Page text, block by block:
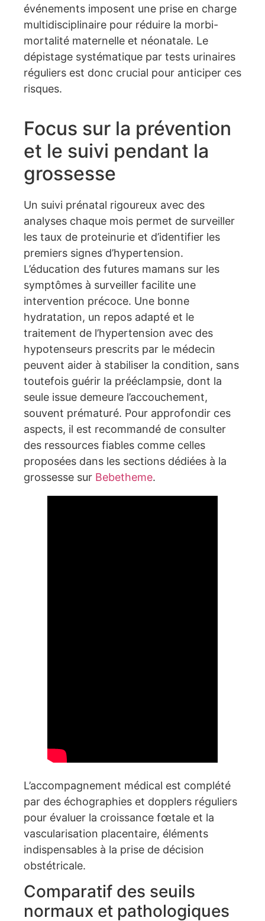
événements imposent une prise en charge
multidisciplinaire pour réduire la morbi-
mortalité maternelle et néonatale. Le
dépistage systématique par tests urinaires
réguliers est donc crucial pour anticiper ces
risques.
Focus sur la prévention
et le suivi pendant la
grossesse
Un suivi prénatal rigoureux avec des
analyses chaque mois permet de surveiller
les taux de proteinurie et d’identifier les
premiers signes d’hypertension.
L’éducation des futures mamans sur les
symptômes à surveiller facilite une
intervention précoce. Une bonne
hydratation, un repos adapté et le
traitement de l’hypertension avec des
hypotenseurs prescrits par le médecin
peuvent aider à stabiliser la condition, sans
toutefois guérir la prééclampsie, dont la
seule issue demeure l’accouchement,
souvent prématuré. Pour approfondir ces
aspects, il est recommandé de consulter
des ressources fiables comme celles
proposées dans les sections dédiées à la
grossesse sur Bebetheme.
L’accompagnement médical est complété
par des échographies et dopplers réguliers
pour évaluer la croissance fœtale et la
vascularisation placentaire, éléments
indispensables à la prise de décision
obstétricale.
Comparatif des seuils
normaux et pathologiques